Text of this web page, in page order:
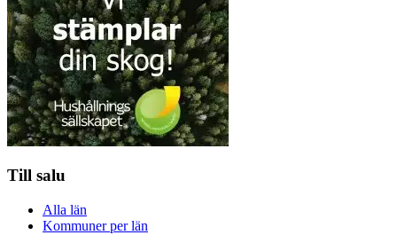
Till salu
Alla län
Kommuner per län